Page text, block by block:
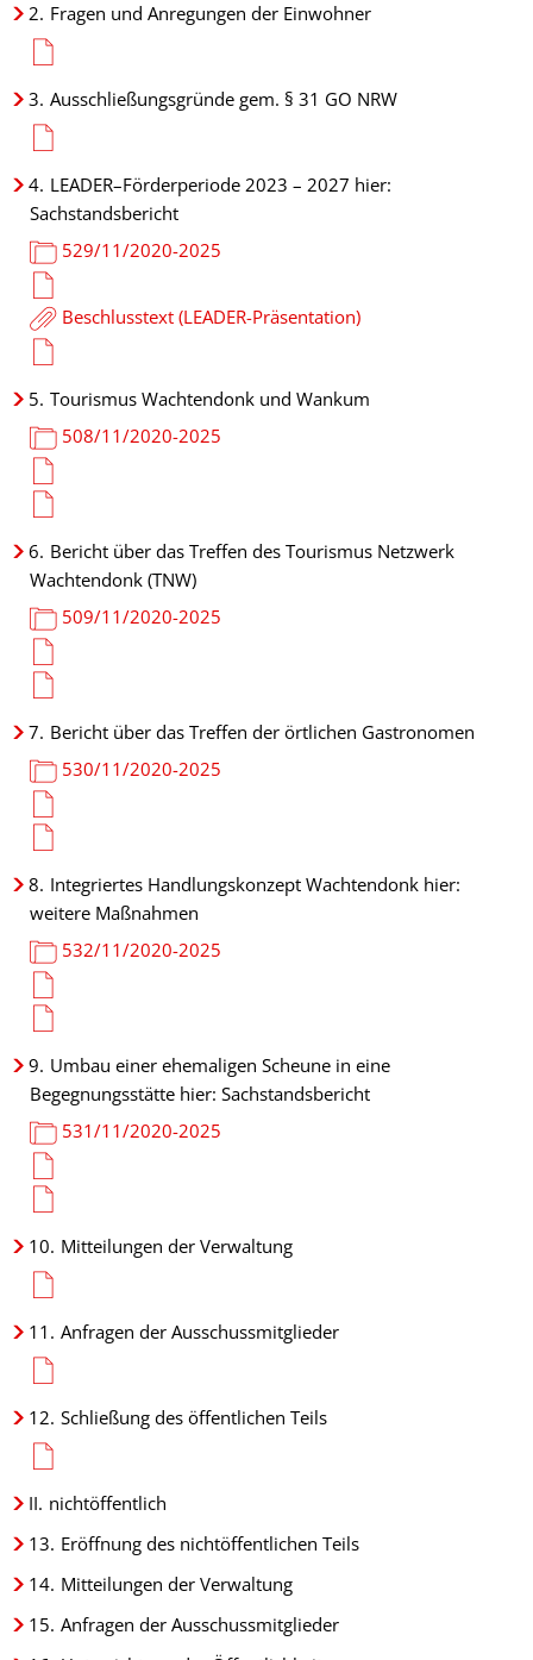
2. Fragen und Anregungen der Einwohner
3. Ausschließungsgründe gem. § 31 GO NRW
4. LEADER–Förderperiode 2023 – 2027 hier:
Sachstandsbericht
529/11/2020-2025
Beschlusstext (LEADER-Präsentation)
5. Tourismus Wachtendonk und Wankum
508/11/2020-2025
6. Bericht über das Treffen des Tourismus Netzwerk
Wachtendonk (TNW)
509/11/2020-2025
7. Bericht über das Treffen der örtlichen Gastronomen
530/11/2020-2025
8. Integriertes Handlungskonzept Wachtendonk hier:
weitere Maßnahmen
532/11/2020-2025
9. Umbau einer ehemaligen Scheune in eine
Begegnungsstätte hier: Sachstandsbericht
531/11/2020-2025
10. Mitteilungen der Verwaltung
11. Anfragen der Ausschussmitglieder
12. Schließung des öffentlichen Teils
II. nichtöffentlich
13. Eröffnung des nichtöffentlichen Teils
14. Mitteilungen der Verwaltung
15. Anfragen der Ausschussmitglieder